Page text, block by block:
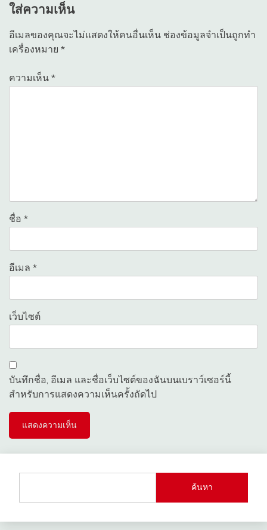
ใส่ความเห็น
อีเมลของคุณจะไม่แสดงให้คนอื่นเห็น ช่องข้อมูลจำเป็นถูกทำ
เครื่องหมาย *
ความเห็น *
ชื่อ *
อีเมล *
เว็บไซต์
บันทึกชื่อ, อีเมล และชื่อเว็บไซต์ของฉันบนเบราว์เซอร์นี้
สำหรับการแสดงความเห็นครั้งถัดไป
ค้นหา